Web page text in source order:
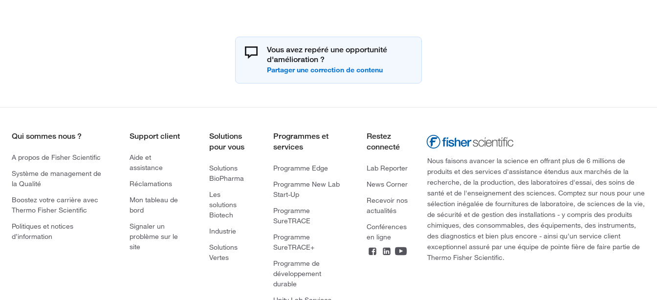
Vous avez repéré une opportunité
d'amélioration ?
Qui sommes nous ?
A propos de Fisher Scientific
Système de management de
la Qualité
Boostez votre carrière avec
Thermo Fisher Scientific
Politiques et notices
d’information
Support client
Aide et
assistance
Réclamations
Mon tableau de
bord
Signaler un
problème sur le
site
Solutions
pour vous
Solutions
BioPharma
Les
solutions
Biotech
Industrie
Solutions
Vertes
Programmes et
services
Programme Edge
Programme New Lab
Start-Up
Programme
SureTRACE
Programme
SureTRACE+
Programme de
développement
durable
Restez
connecté
Lab Reporter
News Corner
Recevoir nos
actualités
Conférences
en ligne
Nous faisons avancer la science en offrant plus de 6 millions de
produits et des services d'assistance étendus aux marchés de la
recherche, de la production, des laboratoires d'essai, des soins de
santé et de l'enseignement des sciences. Comptez sur nous pour une
sélection inégalée de fournitures de laboratoire, de sciences de la vie,
de sécurité et de gestion des installations - y compris des produits
chimiques, des consommables, des équipements, des instruments,
des diagnostics et bien plus encore - ainsi qu'un service client
exceptionnel assuré par une équipe de pointe fière de faire partie de
Thermo Fisher Scientific.